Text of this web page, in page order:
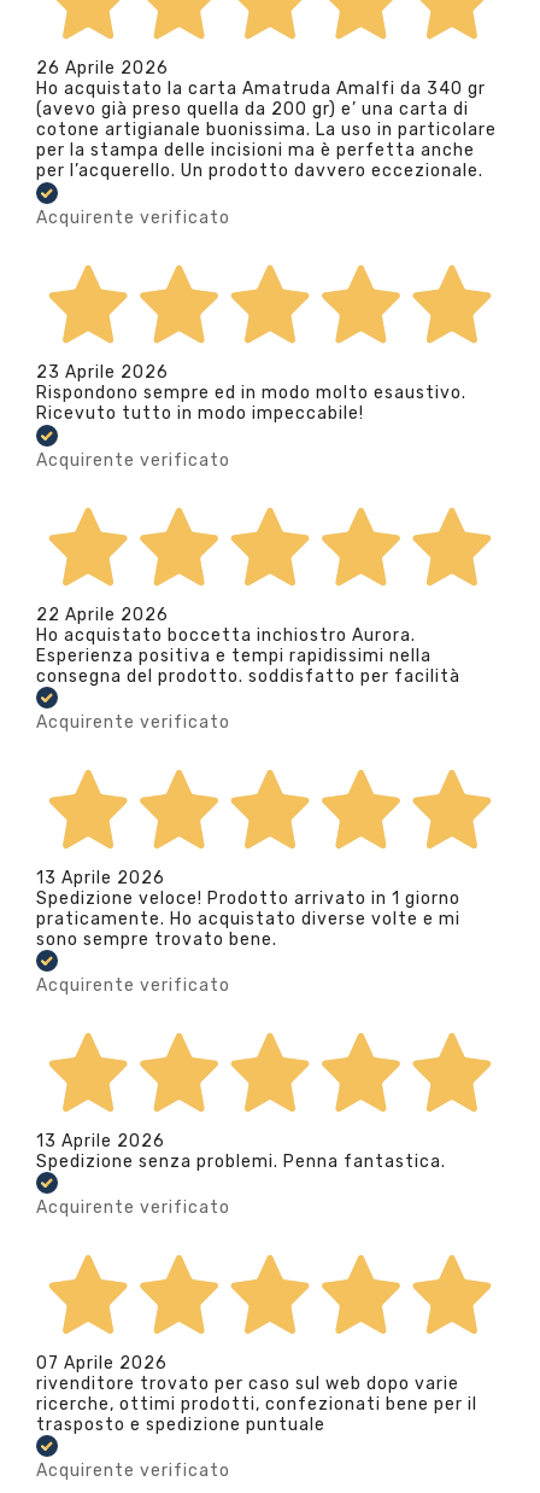
26 Aprile 2026
Ho acquistato la carta Amatruda Amalfi da 340 gr
(avevo già preso quella da 200 gr) e’ una carta di
cotone artigianale buonissima. La uso in particolare
per la stampa delle incisioni ma è perfetta anche
per l’acquerello. Un prodotto davvero eccezionale.
Acquirente verificato
23 Aprile 2026
Rispondono sempre ed in modo molto esaustivo.
Ricevuto tutto in modo impeccabile!
Acquirente verificato
22 Aprile 2026
Ho acquistato boccetta inchiostro Aurora.
Esperienza positiva e tempi rapidissimi nella
consegna del prodotto. soddisfatto per facilità
Acquirente verificato
13 Aprile 2026
Spedizione veloce! Prodotto arrivato in 1 giorno
praticamente. Ho acquistato diverse volte e mi
sono sempre trovato bene.
Acquirente verificato
13 Aprile 2026
Spedizione senza problemi. Penna fantastica.
Acquirente verificato
07 Aprile 2026
rivenditore trovato per caso sul web dopo varie
ricerche, ottimi prodotti, confezionati bene per il
trasposto e spedizione puntuale
Acquirente verificato